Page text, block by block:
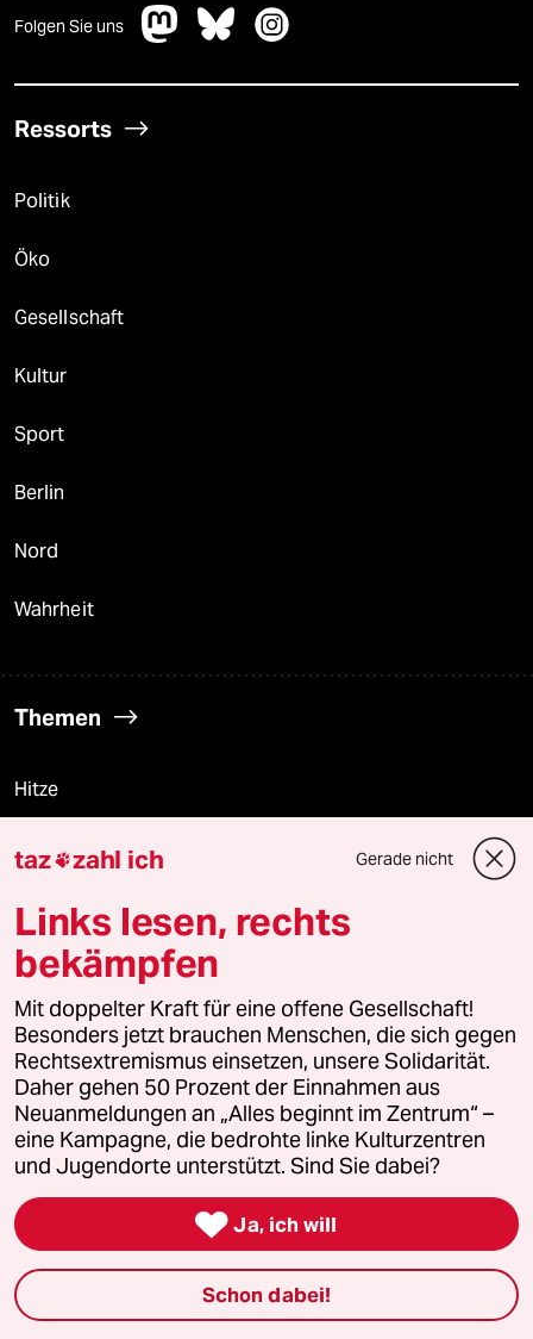
Folgen Sie uns
Ressorts
Politik
Öko
Gesellschaft
Kultur
Sport
Berlin
Nord
Wahrheit
Themen
Hitze
Gewalt gegen Frauen
Nahost-Konflikt
Verlag
Aktuelles
Hausblog
Die Seitenwende
Presse
taz zahl ich Gerade nicht
Links lesen, rechts
bekämpfen
Mit doppelter Kraft für eine offene Gesellschaft!
Besonders jetzt brauchen Menschen, die sich gegen
Rechtsextremismus einsetzen, unsere Solidarität.
Daher gehen 50 Prozent der Einnahmen aus
Neuanmeldungen an „Alles beginnt im Zentrum“ –
eine Kampagne, die bedrohte linke Kulturzentren
und Jugendorte unterstützt. Sind Sie dabei?
 Ja, ich will
Schon dabei!